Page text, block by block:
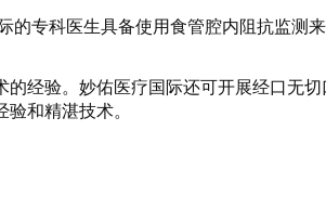
专科医生具备使用食管腔内阻抗监测
经验。妙佑医疗国际还可开展经口无
和精湛技术。